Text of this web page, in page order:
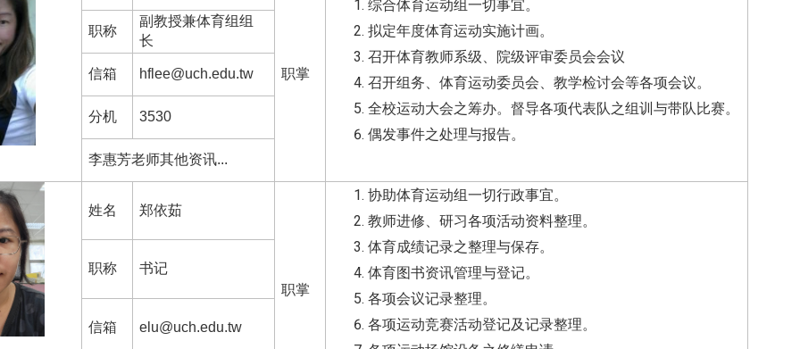
职掌
综合体育运动组一切事宜。
拟定年度体育运动实施计画。
召开体育教师系级、院级评审委员会会议
召开组务、体育运动委员会、教学检讨会等各项会议。
全校运动大会之筹办。督导各项代表队之组训与带队比赛。
偶发事件之处理与报告。
职称
副教授兼体育组组
长
信箱 hflee@uch.edu.tw
分机 3530
李惠芳老师其他资讯...
姓名 郑依茹
职掌
协助体育运动组一切行政事宜。
教师进修、研习各项活动资料整理。
体育成绩记录之整理与保存。
体育图书资讯管理与登记。
各项会议记录整理。
各项运动竞赛活动登记及记录整理。
职称 书记
信箱 elu@uch.edu.tw